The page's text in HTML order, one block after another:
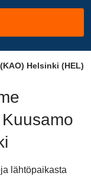
Helsinki (HEL)
lähtöpaikasta